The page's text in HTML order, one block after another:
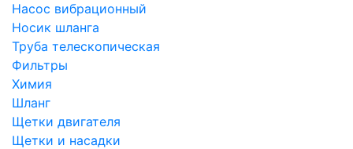
Насос вибрационный
Носик шланга
Труба телескопическая
Фильтры
Химия
Шланг
Щетки двигателя
Щетки и насадки